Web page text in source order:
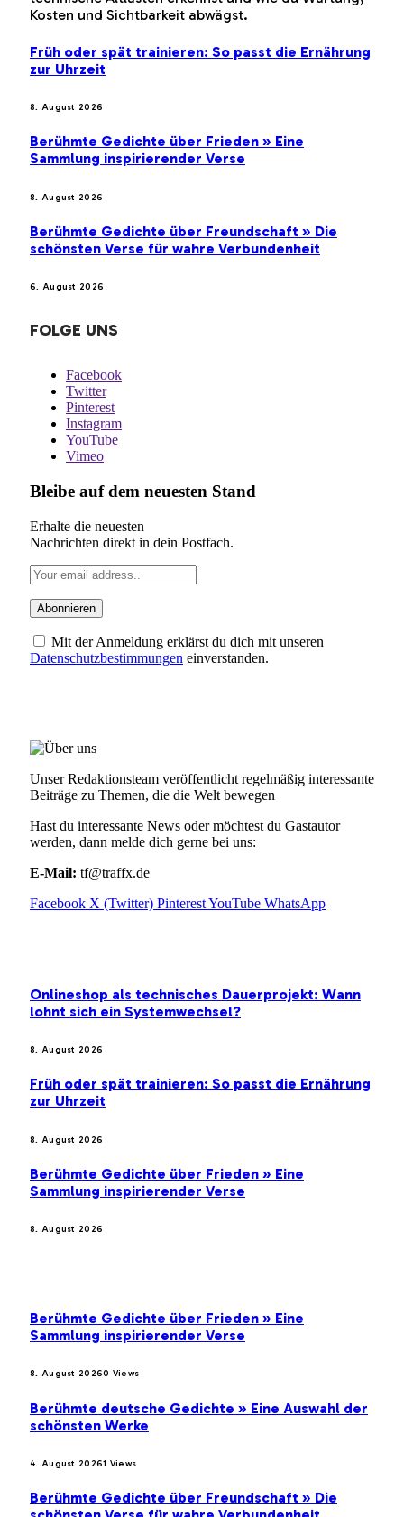
Kosten und Sichtbarkeit abwägst.
Früh oder spät trainieren: So passt die Ernährung
zur Uhrzeit
8. August 2026
Berühmte Gedichte über Frieden » Eine
Sammlung inspirierender Verse
8. August 2026
Berühmte Gedichte über Freundschaft » Die
schönsten Verse für wahre Verbundenheit
6. August 2026
FOLGE UNS
Facebook
Twitter
Pinterest
Instagram
YouTube
Vimeo
Bleibe auf dem neuesten Stand
Erhalte die neuesten
Nachrichten direkt in dein Postfach.
Mit der Anmeldung erklärst du dich mit unseren
Datenschutzbestimmungen einverstanden.
Unser Redaktionsteam veröffentlicht regelmäßig interessante
Beiträge zu Themen, die die Welt bewegen
Hast du interessante News oder möchtest du Gastautor
werden, dann melde dich gerne bei uns:
E-Mail: tf@traffx.de
Facebook X (Twitter) PinterestYouTube WhatsApp
Onlineshop als technisches Dauerprojekt: Wann
lohnt sich ein Systemwechsel?
8. August 2026
Früh oder spät trainieren: So passt die Ernährung
zur Uhrzeit
8. August 2026
Berühmte Gedichte über Frieden » Eine
Sammlung inspirierender Verse
8. August 2026
Berühmte Gedichte über Frieden » Eine
Sammlung inspirierender Verse
8. August 20260 Views
Berühmte deutsche Gedichte » Eine Auswahl der
schönsten Werke
4. August 20261 Views
Berühmte Gedichte über Freundschaft » Die